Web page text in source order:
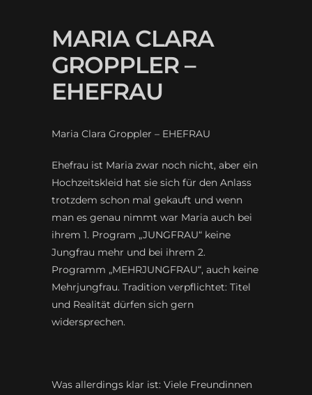
MARIA CLARA
GROPPLER –
EHEFRAU
Maria Clara Groppler – EHEFRAU
Ehefrau ist Maria zwar noch nicht, aber ein
Hochzeitskleid hat sie sich für den Anlass
trotzdem schon mal gekauft und wenn
man es genau nimmt war Maria auch bei
ihrem 1. Program „JUNGFRAU“ keine
Jungfrau mehr und bei ihrem 2.
Programm „MEHRJUNGFRAU“, auch keine
Mehrjungfrau. Tradition verpflichtet: Titel
und Realität dürfen sich gern
widersprechen.
Was allerdings klar ist: Viele Freundinnen